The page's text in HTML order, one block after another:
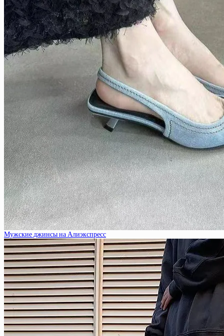
Мужские джинсы на Алиэкспресс